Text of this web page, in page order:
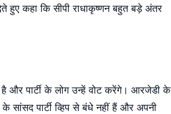
हुए कहा कि सीपी राधाकृष्णन बहुत बड़े अंतर
है और पार्टी के लोग उन्हें वोट करेंगे। आरजेडी के
सांसद पार्टी व्हिप से बंधे नहीं हैं और अपनी